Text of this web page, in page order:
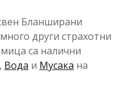
Бланширани
други страхотни
са налични
, Вода и Мусака на